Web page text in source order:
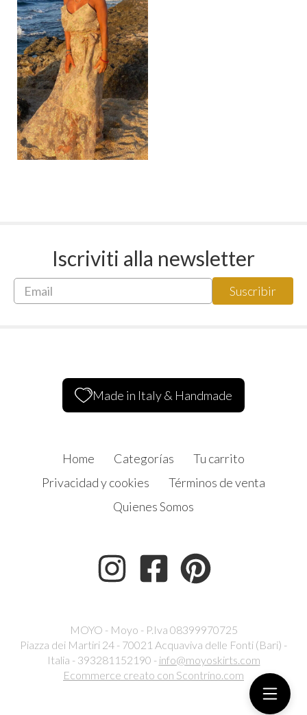
Iscriviti alla newsletter
Made in Italy & Handmade
Home Categorías
Tu carrito
Privacidad y cookies
Términos de venta
Quienes Somos
MOYO - Moyo - P.Iva 08399970725
Piazza dei Martiri 24 - 70021 Acquaviva delle Fonti (Bari) -
Italia - 393281152190 - info@moyoskirts.com
Ecommerce creato con Scontrino.com